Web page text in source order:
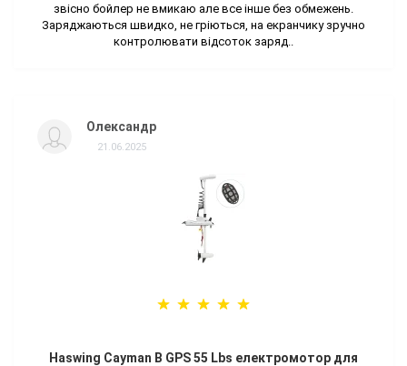
звісно бойлер не вмикаю але все інше без обмежень.
Заряджаються швидко, не гріються, на екранчику зручно
контролювати відсоток заряд..
Олександр
21.06.2025
Haswing Cayman B GPS 55 Lbs електромотор для